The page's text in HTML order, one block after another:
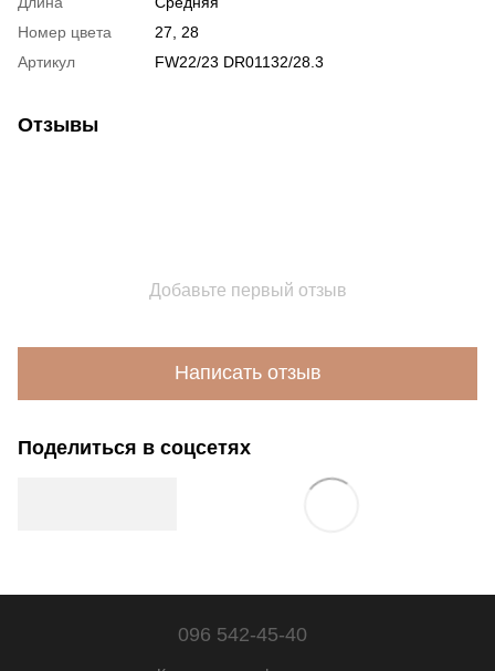
Номер цвета
27, 28
Артикул
FW22/23 DR01132/28.3
Отзывы
Добавьте первый отзыв
Написать отзыв
Поделиться в соцсетях
096 542-45-40